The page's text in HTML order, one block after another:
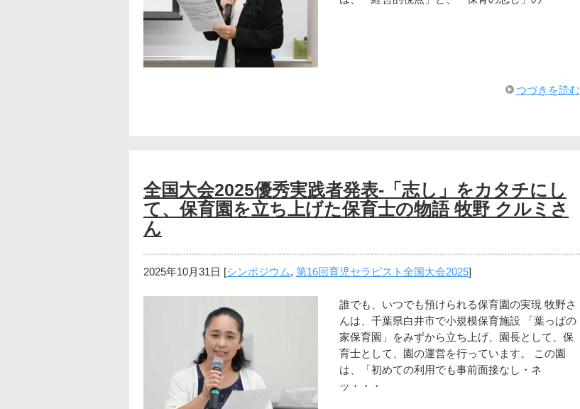
つづきを読む
全国大会2025優秀実践者発表-「志し」をカタチにし
て、保育園を立ち上げた保育士の物語 牧野 クルミさ
ん
2025年10月31日 [シンポジウム, 第16回育児セラピスト全国大会2025]
誰でも、いつでも預けられる保育園の実現 牧野さ
んは、千葉県白井市で小規模保育施設 「葉っぱの
家保育園」をみずから立ち上げ、園長として、保
育士として、園の運営を行っています。 この園
は、「初めての利用でも事前面接なし・ネ
ッ・・・